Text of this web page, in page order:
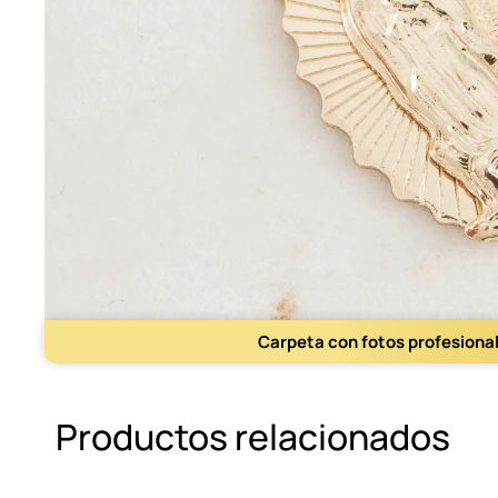
Carpeta con fotos
Productos relacionados